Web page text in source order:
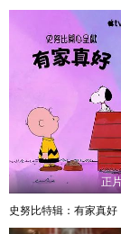
正
史努比特辑：有家真好